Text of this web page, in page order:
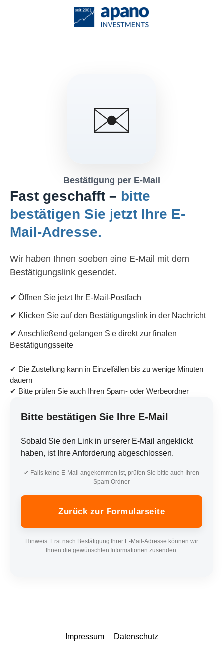
Fast geschafft – bitte
bestätigen Sie jetzt Ihre E-
Mail-Adresse.
Wir haben Ihnen soeben eine E-Mail mit dem
Bestätigungslink gesendet.
✔ Öffnen Sie jetzt Ihr E-Mail-Postfach
✔ Klicken Sie auf den Bestätigungslink in der Nachricht
✔ Anschließend gelangen Sie direkt zur finalen
Bestätigungsseite
✔ Die Zustellung kann in Einzelfällen bis zu wenige Minuten
dauern
✔ Bitte prüfen Sie auch Ihren Spam- oder Werbeordner
✉️
Bestätigung per E-Mail
Bitte bestätigen Sie Ihre E-Mail
Sobald Sie den Link in unserer E-Mail angeklickt
haben, ist Ihre Anforderung abgeschlossen.
✔ Falls keine E-Mail angekommen ist, prüfen Sie bitte auch Ihren
Spam-Ordner
Zurück zur Formularseite
Hinweis: Erst nach Bestätigung Ihrer E-Mail-Adresse können wir
Ihnen die gewünschten Informationen zusenden.
Impressum Datenschutz